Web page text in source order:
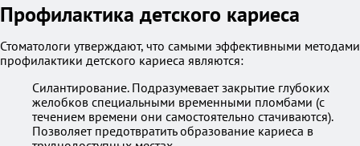
Профилактика детского кариеса
Стоматологи утверждают, что самыми эффективными методами
профилактики детского кариеса являются:
Силантирование. Подразумевает закрытие глубоких
желобков специальными временными пломбами (с
течением времени они самостоятельно стачиваются).
Позволяет предотвратить образование кариеса в